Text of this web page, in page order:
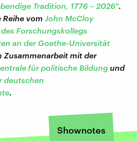
Tradition, 1776 – 2026".
Reihe vom John McCloy
Forschungskollegs
an der Goethe-Universität
Zusammenarbeit mit der
für politische Bildung und
deutschen
.
Shownotes